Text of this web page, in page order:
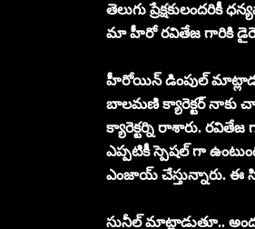
తెలుగు ప్రేక్షకులందరికీ
మా హీరో రవితేజ గారికి
హీరోయిన్ డింపుల్
బాలమణి క్యారెక్టర్ నాకు
క్యారెక్టర్ని రాశారు.
ఎప్పటికీ స్పెషల్ గా
ఎంజాయ్ చేస్తున్నారు. ఈ
సునీల్ మాట్లాడుతూ..